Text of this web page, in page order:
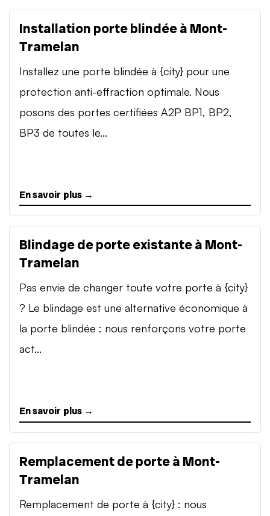
Installation porte blindée à Mont-
Tramelan
Installez une porte blindée à {city} pour une
protection anti-effraction optimale. Nous
posons des portes certifiées A2P BP1, BP2,
BP3 de toutes le...
En savoir plus →
Blindage de porte existante à Mont-
Tramelan
Pas envie de changer toute votre porte à {city}
? Le blindage est une alternative économique à
la porte blindée : nous renforçons votre porte
act...
En savoir plus →
Remplacement de porte à Mont-
Tramelan
Remplacement de porte à {city} : nous